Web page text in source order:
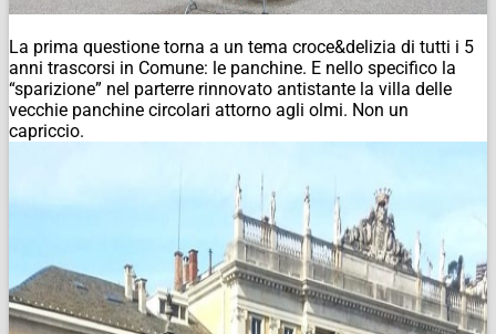
La prima questione torna a un tema croce&delizia di tutti i 5
anni trascorsi in Comune: le panchine. E nello specifico la
“sparizione” nel parterre rinnovato antistante la villa delle
vecchie panchine circolari attorno agli olmi. Non un
capriccio.